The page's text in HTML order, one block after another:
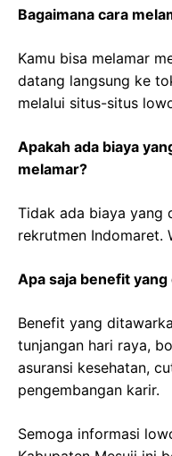
Bagaimana cara
Kamu bisa melamar
datang langsung ke
melalui situs-situs
Apakah ada biaya
melamar?
Tidak ada biaya yang
rekrutmen Indomaret.
Apa saja benefit
Benefit yang
tunjangan hari raya,
asuransi kesehatan,
pengembangan karir.
Semoga informasi